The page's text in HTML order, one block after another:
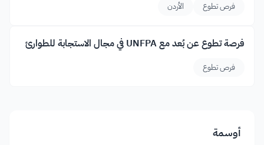
فرص تطوع الأردن
فرصة تطوع عن بُعد مع UNFPA في مجال الاستجابة للطوارئ
فرص تطوع
أوسمة